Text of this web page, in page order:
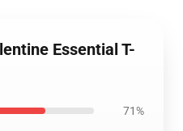
Essential T-
71%